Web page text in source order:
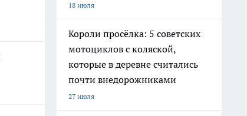
18 июля
Короли просёлка: 5 советских
мотоциклов с коляской,
которые в деревне считались
почти внедорожниками
27 июля